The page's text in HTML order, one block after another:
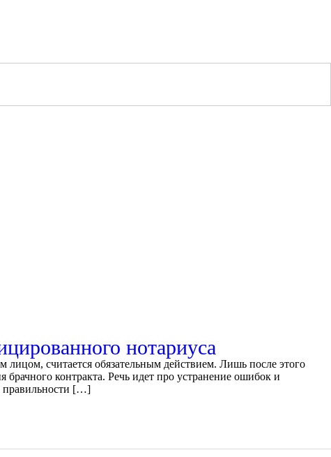
нотариуса
считается обязательным действием. Лишь после этого
контракта. Речь идет про устранение ошибок и
правильности […]